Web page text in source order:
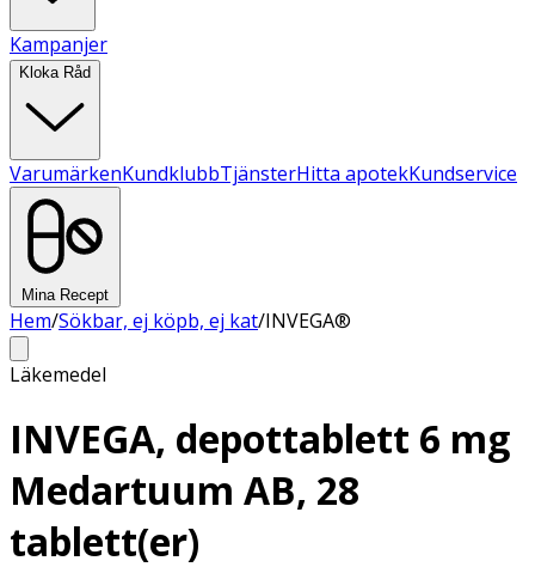
Kampanjer
Kloka Råd
VarumärkenKundklubbTjänsterHitta apotekKundservice
Mina Recept
Hem/Sökbar, ej köpb, ej kat/INVEGA®
Läkemedel
INVEGA, depottablett 6 mg
Medartuum AB, 28
tablett(er)